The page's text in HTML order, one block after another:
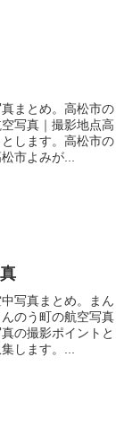
まとめ。高松市の
写真｜撮影地点高
します。高松市の
市よみが...
写真まとめ。まん
のう町の航空写真
の撮影ポイントと
します。...